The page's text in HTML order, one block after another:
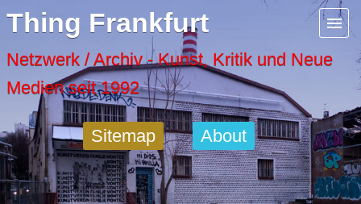
Thing Frankfurt
Netzwerk / Archiv - Kunst, Kritik und Neue
Medien seit 1992
Sitemap About
Menu
Artspaces
Cool Places
Frankfurt Diary
Activity